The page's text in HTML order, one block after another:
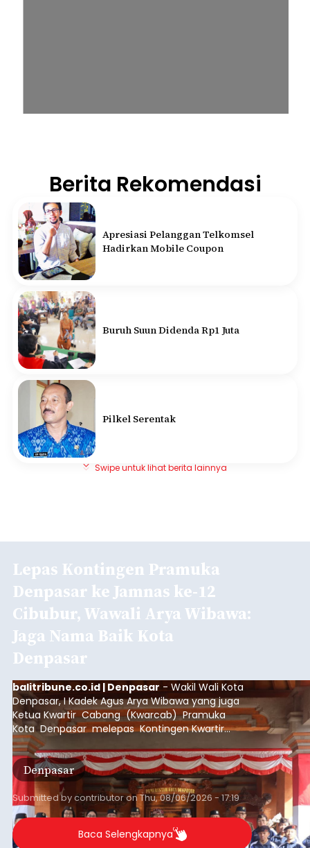
Berita Rekomendasi
Apresiasi Pelanggan Telkomsel
Hadirkan Mobile Coupon
Buruh Suun Didenda Rp1 Juta
Pilkel Serentak
Swipe untuk lihat berita lainnya
Lepas Kontingen Pramuka
Denpasar ke Jamnas ke-12
Cibubur, Wawali Arya Wibawa:
Jaga Nama Baik Kota
Denpasar
balitribune.co.id | Denpasar- Wakil Wali Kota
Denpasar, I Kadek Agus Arya Wibawa yang juga
Ketua Kwartir Cabang (Kwarcab) Pramuka
Kota Denpasar melepas Kontingen Kwartir
Cabang Gerakan Pramuka Denpasar yang akan
mengikuti Jambore Nasional Pramuka ke-12
Tahun 2026 di Bumi Perkemahan Cibubur,
Jakarta Timur.
Denpasar
Submitted bycontributoronThu, 08/06/2026 - 17:19
Baca Selengkapnya